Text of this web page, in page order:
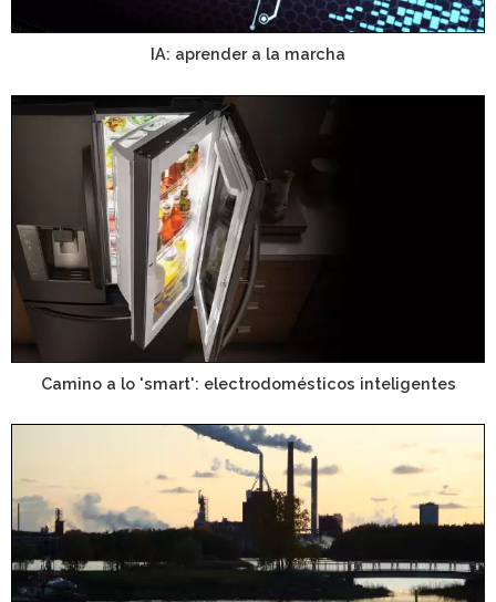
IA: aprender a la marcha
Camino a lo 'smart': electrodomésticos inteligentes